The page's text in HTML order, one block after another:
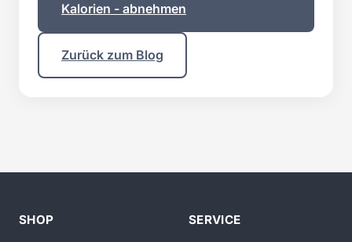
Kalorien - abnehmen
Zurück zum Blog
SHOP SERVICE